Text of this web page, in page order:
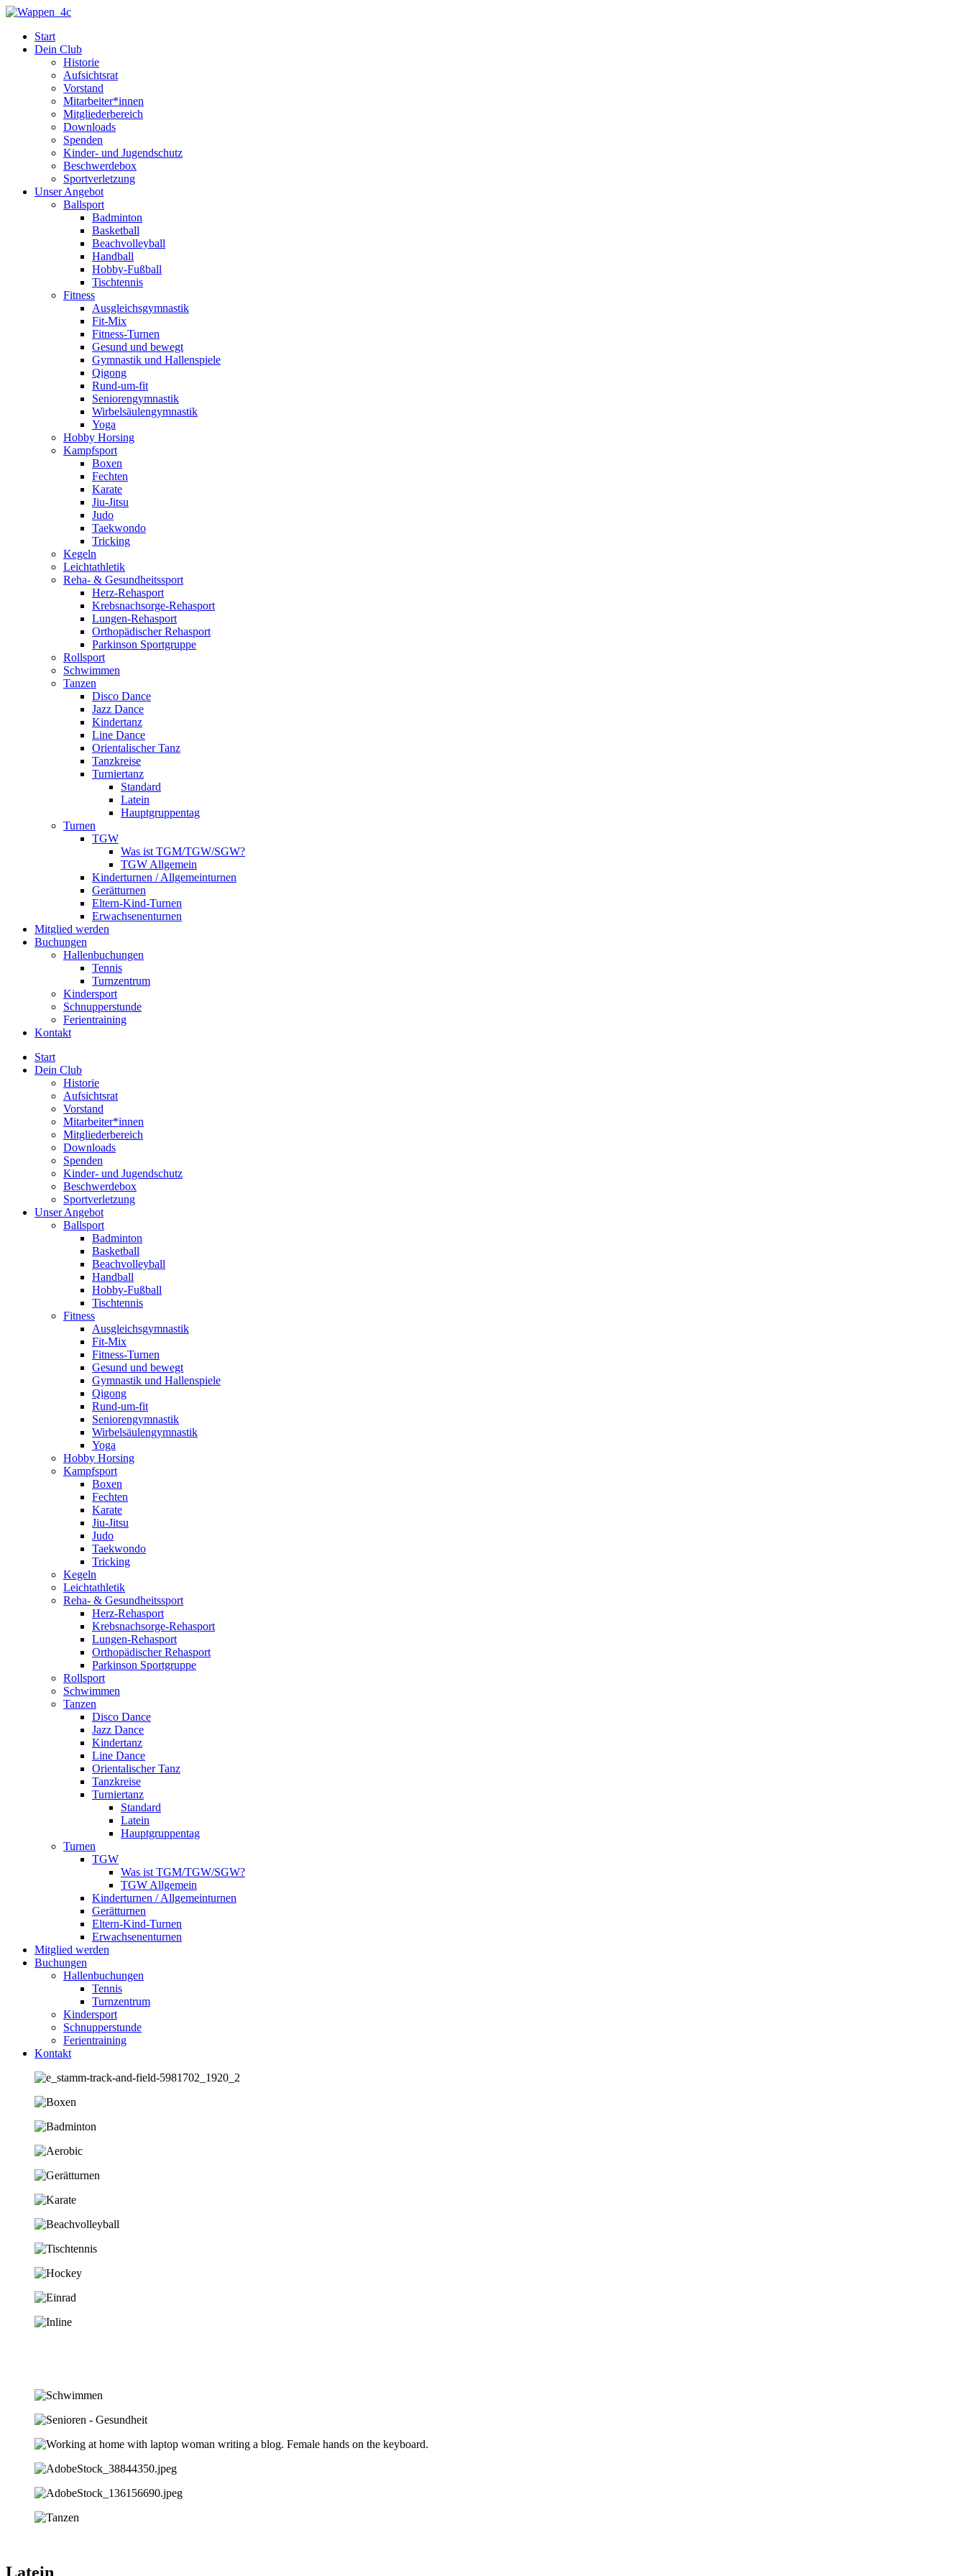
Zum
springenStart
Dein Club
Historie
Aufsichtsrat
Vorstand
Mitarbeiter*innen
Mitgliederbereich
Downloads
Spenden
Kinder- und Jugendschutz
Beschwerdebox
Sportverletzung
Unser Angebot
Ballsport
Badminton
Basketball
Beachvolleyball
Handball
Hobby-Fußball
Tischtennis
Fitness
Ausgleichsgymnastik
Fit-Mix
Fitness-Turnen
Gesund und bewegt
Gymnastik und Hallenspiele
Qigong
Rund-um-fit
Seniorengymnastik
Wirbelsäulengymnastik
Yoga
Hobby Horsing
Kampfsport
Boxen
Fechten
Karate
Jiu-Jitsu
Judo
Taekwondo
Tricking
Kegeln
Leichtathletik
Reha- & Gesundheitssport
Herz-Rehasport
Krebsnachsorge-Rehasport
Lungen-Rehasport
Orthopädischer Rehasport
Parkinson Sportgruppe
Rollsport
Schwimmen
Tanzen
Disco Dance
Jazz Dance
Kindertanz
Line Dance
Orientalischer Tanz
Tanzkreise
Turniertanz
Standard
Latein
Hauptgruppentag
Turnen
TGW
Was ist TGM/TGW/SGW?
TGW Allgemein
Kinderturnen / Allgemeinturnen
Gerätturnen
Eltern-Kind-Turnen
Erwachsenenturnen
Mitglied werden
Buchungen
Hallenbuchungen
Tennis
Turnzentrum
Kindersport
Schnupperstunde
Ferientraining
Kontakt
Start
Dein Club
Historie
Aufsichtsrat
Vorstand
Mitarbeiter*innen
Mitgliederbereich
Downloads
Spenden
Kinder- und Jugendschutz
Beschwerdebox
Sportverletzung
Unser Angebot
Ballsport
Badminton
Basketball
Beachvolleyball
Handball
Hobby-Fußball
Tischtennis
Fitness
Ausgleichsgymnastik
Fit-Mix
Fitness-Turnen
Gesund und bewegt
Gymnastik und Hallenspiele
Qigong
Rund-um-fit
Seniorengymnastik
Wirbelsäulengymnastik
Yoga
Hobby Horsing
Kampfsport
Boxen
Fechten
Karate
Jiu-Jitsu
Judo
Taekwondo
Tricking
Kegeln
Leichtathletik
Reha- & Gesundheitssport
Herz-Rehasport
Krebsnachsorge-Rehasport
Lungen-Rehasport
Orthopädischer Rehasport
Parkinson Sportgruppe
Rollsport
Schwimmen
Tanzen
Disco Dance
Jazz Dance
Kindertanz
Line Dance
Orientalischer Tanz
Tanzkreise
Turniertanz
Standard
Latein
Hauptgruppentag
Turnen
TGW
Was ist TGM/TGW/SGW?
TGW Allgemein
Kinderturnen / Allgemeinturnen
Gerätturnen
Eltern-Kind-Turnen
Erwachsenenturnen
Mitglied werden
Buchungen
Hallenbuchungen
Tennis
Turnzentrum
Kindersport
Schnupperstunde
Ferientraining
Kontakt